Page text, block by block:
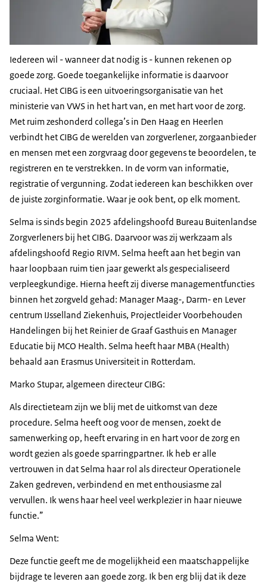
Iedereen wil - wanneer dat nodig is - kunnen rekenen op
goede zorg. Goede toegankelijke informatie is daarvoor
cruciaal. Het CIBG is een uitvoeringsorganisatie van het
ministerie van VWS in het hart van, en met hart voor de zorg.
Met ruim zeshonderd collega’s in Den Haag en Heerlen
verbindt het CIBG de werelden van zorgverlener, zorgaanbieder
en mensen met een zorgvraag door gegevens te beoordelen, te
registreren en te verstrekken. In de vorm van informatie,
registratie of vergunning. Zodat iedereen kan beschikken over
de juiste zorginformatie. Waar je ook bent, op elk moment.
Selma is sinds begin 2025 afdelingshoofd Bureau Buitenlandse
Zorgverleners bij het CIBG. Daarvoor was zij werkzaam als
afdelingshoofd Regio RIVM. Selma heeft aan het begin van
haar loopbaan ruim tien jaar gewerkt als gespecialiseerd
verpleegkundige. Hierna heeft zij diverse managementfuncties
binnen het zorgveld gehad: Manager Maag-, Darm- en Lever
centrum IJsselland Ziekenhuis, Projectleider Voorbehouden
Handelingen bij het Reinier de Graaf Gasthuis en Manager
Educatie bij MCO Health. Selma heeft haar MBA (Health)
behaald aan Erasmus Universiteit in Rotterdam.
Marko Stupar, algemeen directeur CIBG:
Als directieteam zijn we blij met de uitkomst van deze
procedure. Selma heeft oog voor de mensen, zoekt de
samenwerking op, heeft ervaring in en hart voor de zorg en
wordt gezien als goede sparringpartner. Ik heb er alle
vertrouwen in dat Selma haar rol als directeur Operationele
Zaken gedreven, verbindend en met enthousiasme zal
vervullen. Ik wens haar heel veel werkplezier in haar nieuwe
functie.”
Selma Went:
Deze functie geeft me de mogelijkheid een maatschappelijke
bijdrage te leveren aan goede zorg. Ik ben erg blij dat ik deze